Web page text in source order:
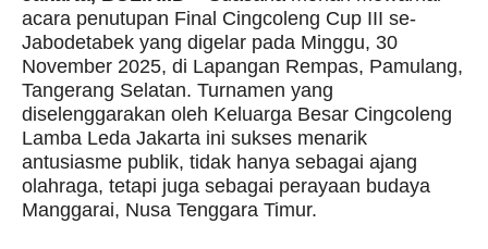
acara penutupan Final Cingcoleng Cup III se-
Jabodetabek yang digelar pada Minggu, 30
November 2025, di Lapangan Rempas, Pamulang,
Tangerang Selatan. Turnamen yang
diselenggarakan oleh Keluarga Besar Cingcoleng
Lamba Leda Jakarta ini sukses menarik
antusiasme publik, tidak hanya sebagai ajang
olahraga, tetapi juga sebagai perayaan budaya
Manggarai, Nusa Tenggara Timur.